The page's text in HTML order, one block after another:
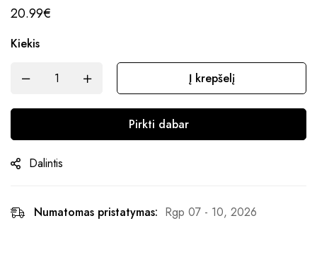
20.99€
Kiekis
Į krepšelį
Pirkti dabar
Dalintis
Numatomas pristatymas: Rgp 07 - 10, 2026